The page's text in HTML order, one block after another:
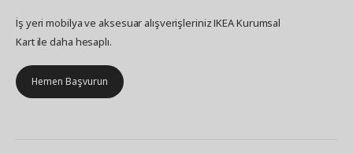
İş yeri mobilya ve aksesuar alışverişleriniz IKEA Kurumsal
Kart ile daha hesaplı.
Hemen Başvurun